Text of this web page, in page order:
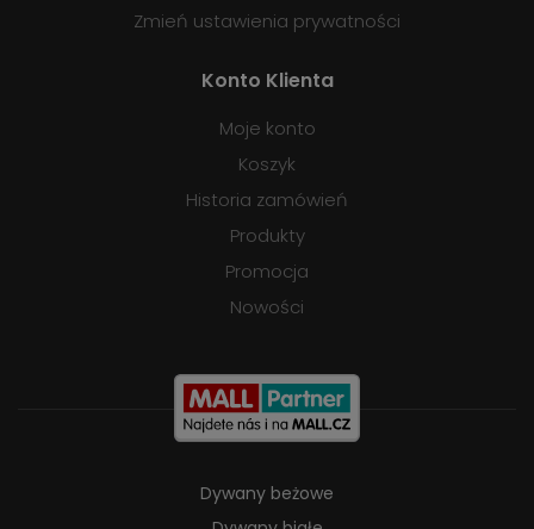
Zmień ustawienia prywatności
Konto Klienta
Moje konto
Koszyk
Historia zamówień
Produkty
Promocja
Nowości
Dywany beżowe